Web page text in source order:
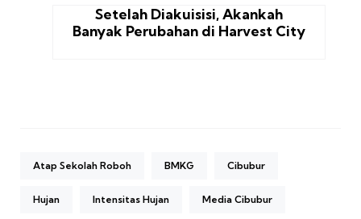
Setelah Diakuisisi, Akankah
Banyak Perubahan di Harvest City
Atap Sekolah Roboh BMKG Cibubur
Hujan Intensitas Hujan Media Cibubur